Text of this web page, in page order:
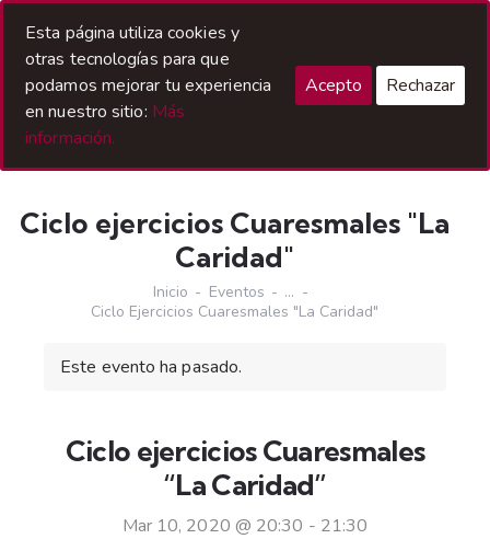
Ciclo ejercicios Cuaresmales "La
Caridad"
Inicio Eventos
...
Ciclo Ejercicios Cuaresmales "La Caridad"
Este evento ha pasado.
Ciclo ejercicios Cuaresmales
“La Caridad”
Mar 10, 2020 @ 20:30 - 21:30
Esta página utiliza cookies y
otras tecnologías para que
podamos mejorar tu experiencia
en nuestro sitio: Más
información.
Acepto Rechazar